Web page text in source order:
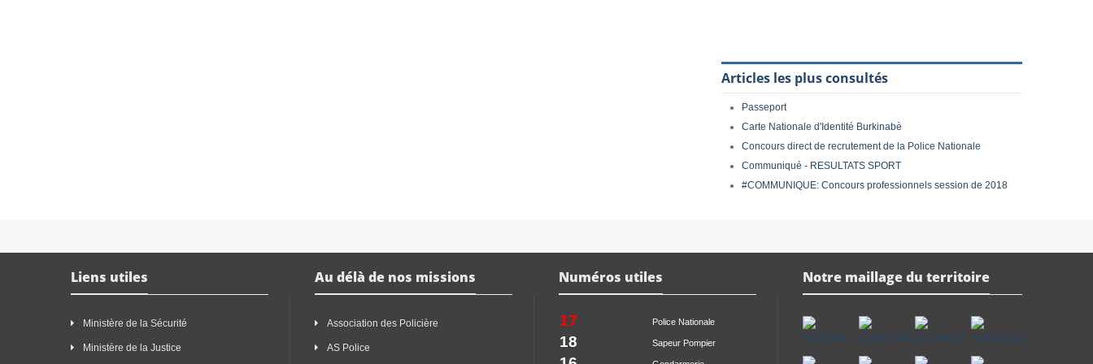
Articles les plus consultés
Passeport
Carte Nationale d'Identité Burkinabè
Concours direct de recrutement de la Police Nationale
Communiqué - RESULTATS SPORT
#COMMUNIQUE: Concours professionnels session de 2018
Liens utiles
Ministère de la Sécurité
Ministère de la Justice
Au délà de nos missions
Association des Policière
AS Police
Numéros utiles
17 Police Nationale
18 Sapeur Pompier
Notre maillage du territoire